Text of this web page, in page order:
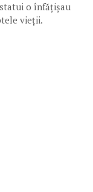
o înfățișau
vieții.